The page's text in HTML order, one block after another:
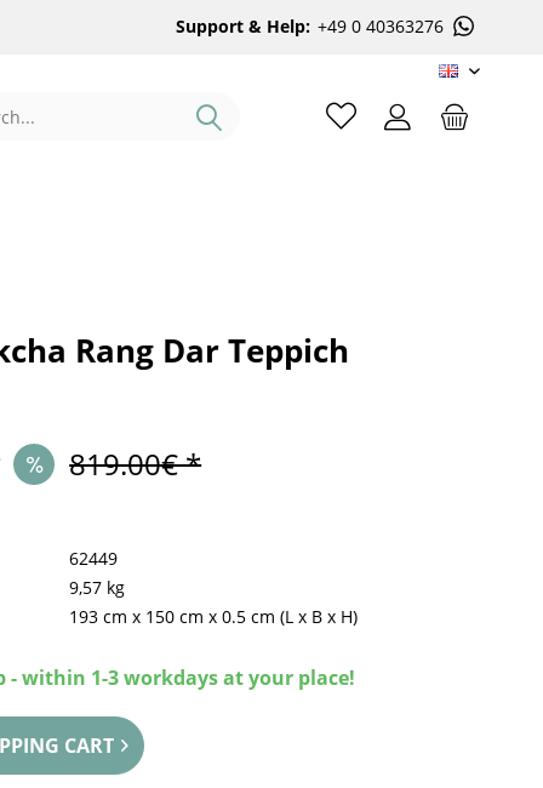
Support & Help: +49 0 40363276
EN
Rang Dar Teppich
819.00€ *
62449
9,57 kg
193 cm x 150 cm x0.5 cm (L x B x H)
- within 1-3 workdays at your place!
CART